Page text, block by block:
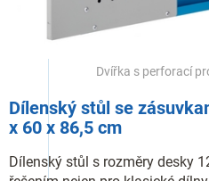
Dvířka s perforací
Dílenský stůl se
x 60 x 86,5 cm
Dílenský stůl s rozměry desky